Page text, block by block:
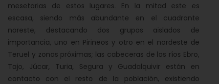
mesetarias de estos lugares. En la mitad este es
escasa, siendo más abundante en el cuadrante
noreste, destacando dos grupos aislados de
importancia, uno en Pirineos y otro en el nordeste de
Teruel y zonas próximas; las cabeceras de los ríos Ebro,
Tajo, Júcar, Turia, Segura y Guadalquivir están en
contacto con el resto de la población, existiendo